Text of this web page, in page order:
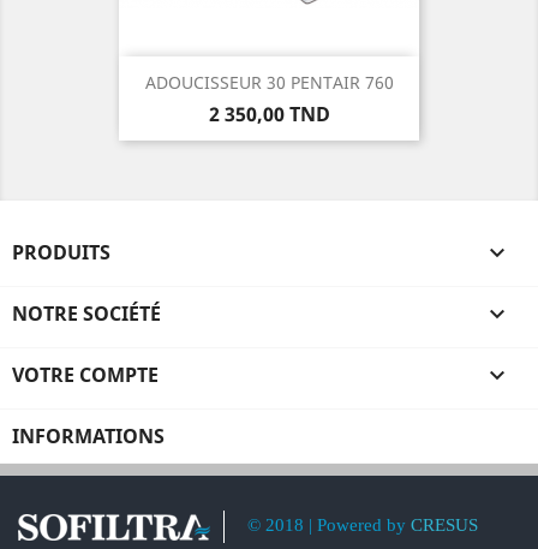
ADOUCISSEUR 30 PENTAIR 760
Prix
2 350,00 TND
PRODUITS 
NOTRE SOCIÉTÉ 
VOTRE COMPTE 
INFORMATIONS
© 2018 | Powered by CRESUS